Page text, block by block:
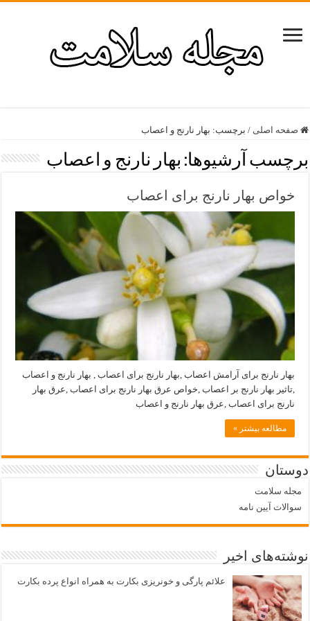
صفحه اصلی / برچسب: بهار نارنج و اعصاب
برچسب آرشیوها: بهار نارنج و اعصاب
خواص بهار نارنج برای اعصاب
بهار نارنج برای آرامش اعصاب ,بهار نارنج برای اعصاب , بهار نارنج و اعصاب
,تاثیر بهار نارنج بر اعصاب ,خواص عرق بهار نارنج برای اعصاب ,عرق بهار
نارنج برای اعصاب ,عرق بهار نارنج و اعصاب
مطالعه بیشتر »
دوستان
مجله سلامت
سوالات آیین نامه
نوشته‌های اخیر
علائم پارگی و خونریزی بکارت به همراه انواع پرده بکارت